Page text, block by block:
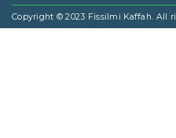
Copyright © 2023 Fissilmi Kaffah. All